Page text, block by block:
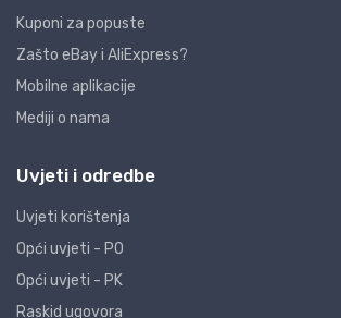
Kuponi za popuste
Zašto eBay i AliExpress?
Mobilne aplikacije
Mediji o nama
Uvjeti i odredbe
Uvjeti korištenja
Opći uvjeti - PO
Opći uvjeti - PK
Raskid ugovora